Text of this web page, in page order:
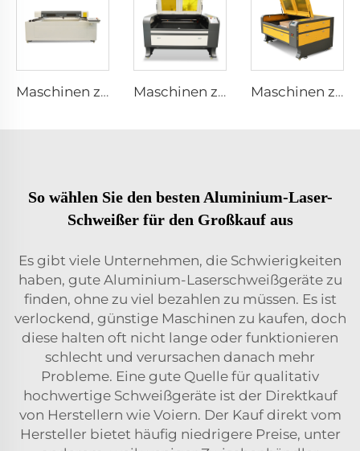
Maschinen zum Lasergravurieren und Schneiden 1530 Maschinen zum Lasergravurieren und Schneiden 1390 Maschinen zum Lasergravurieren und Schneiden 1310
So wählen Sie den besten Aluminium-Laser-
Schweißer für den Großkauf aus
Es gibt viele Unternehmen, die Schwierigkeiten
haben, gute Aluminium-Laserschweißgeräte zu
finden, ohne zu viel bezahlen zu müssen. Es ist
verlockend, günstige Maschinen zu kaufen, doch
diese halten oft nicht lange oder funktionieren
schlecht und verursachen danach mehr
Probleme. Eine gute Quelle für qualitativ
hochwertige Schweißgeräte ist der Direktkauf
von Herstellern wie Voiern. Der Kauf direkt vom
Hersteller bietet häufig niedrigere Preise, unter